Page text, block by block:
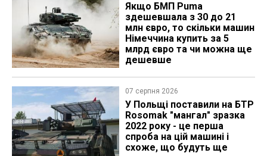
Якщо БМП Puma
здешевшала з 30 до 21
млн євро, то скільки машин
Німеччина купить за 5
млрд євро та чи можна ще
дешевше
07 серпня 2026
У Польщі поставили на БТР
Rosomak "мангал" зразка
2022 року - це перша
спроба на цій машині і
схоже, що будуть ще